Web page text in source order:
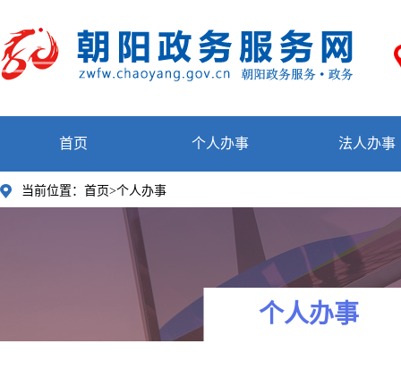
首页 个人办事 法人办事
当前位置： 首页>个人办事
个人办事